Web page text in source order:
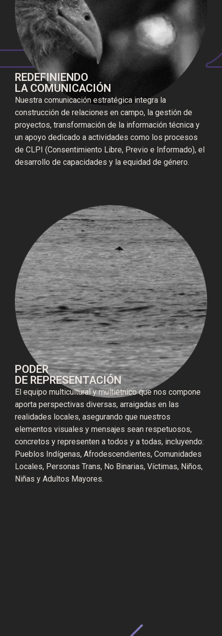
REDEFINIENDO
LA COMUNICACIÓN
Nuestra comunicación estratégica integra la
construcción de relaciones en campo, la gestión de
proyectos, transformación de la información técnica y
un apoyo dedicado a actividades como los procesos
de CLPI (Consentimiento Libre, Previo e Informado), el
desarrollo de capacidades y la equidad de género.
PODER
DE REPRESENTACIÓN
El equipo multicultural y multiétnico que nos compone
aporta perspectivas diversas, arraigadas en las
realidades locales, asegurando que nuestros
elementos visuales y mensajes sean respetuosos,
concretos y representen a todos y a todas, incluyendo:
Pueblos Indígenas, Afrodescendientes, Comunidades
Locales, Personas Trans, No Binarias, Víctimas, Niños,
Niñas y Adultos Mayores.